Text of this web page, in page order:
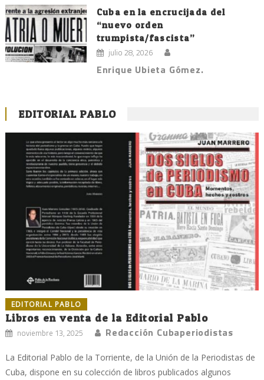
Cuba en la encrucijada del
“nuevo orden
trumpista/fascista”
julio 28, 2026
Enrique Ubieta Gómez.
EDITORIAL PABLO
EDITORIAL PABLO
Libros en venta de la Editorial Pablo
noviembre 13, 2025 Redacción Cubaperiodistas
La Editorial Pablo de la Torriente, de la Unión de la Periodistas de
Cuba, dispone en su colección de libros publicados algunos